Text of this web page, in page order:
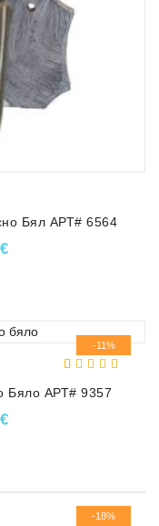
Бял АРТ# 6564
price was: 54.00 €.
€Текущата цена е:
-11%
based on
Бяло АРТ# 9357
price was: 59.00 €.
€Текущата цена е:
-18%